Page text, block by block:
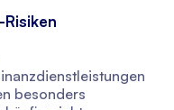
besonders